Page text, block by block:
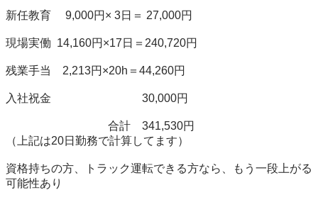
新任教育　 9,000円× 3日＝ 27,000円
現場実働  14,160円×17日＝240,720円
残業手当　2,213円×20h＝44,260円
入社祝金　　　　　　　　30,000円
合計　341,530円
（上記は20日勤務で計算してます）
資格持ちの方、トラック運転できる方なら、もう一段上がる
可能性あり